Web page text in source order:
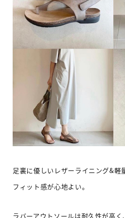
足裏に優しいレザーライニング&軽
フィット感が心地よい。
ラバーアウトソールは耐久性が高